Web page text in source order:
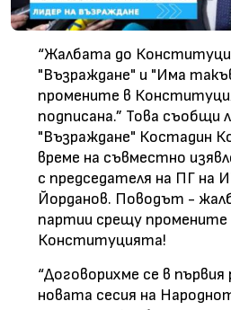
“Жалбата до
"Възраждане" и "Има
промените в
подписана.” Това съобщи
"Възраждане" Костадин
време на съвместно
с председателя на ПГ на
Йорданов. Поводът -
партии срещу промените
Конституцията!
“Договорихме се в
новата сесия на